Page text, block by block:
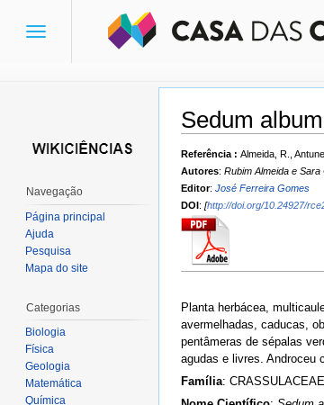
Sedum
Ir para:navegação,
Referência : Almeida, R.,
Autores: Rubim Almeida e
Editor: José Ferreira Gomes
DOI: [http://doi.org/10.24927/
Planta herbácea,
avermelhadas, caducas,
pentâmeras de sépalas
agudas e livres. Androceu
Família:
Toggle
Navegação
Página principal
Ajuda
Pesquisa
Mapa do site
Categorias
Biologia
Física
Geologia
Matemática
Química